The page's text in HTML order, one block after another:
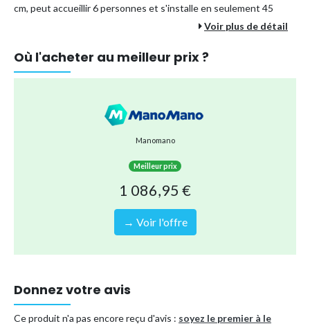
cm, peut accueillir 6 personnes et s'installe en seulement 45
minutes. De plus, l'ensemble comprend tous les accessoires
Forme: Rectangulaire
Dimensions: 400x200x122 cm
Contenance en litres: 8.418 Litres
Adaptée pour personnes: 6
Avec cet ensemble, vous bénéficiez des avantages suivants :
Installation rapide :
en 45 minutes
Intex marque supérieure : piscine de qualité garantie
pack d'entretien complet 7-en-1 WAYS
Marque A : articles de piscine de qualité supérieure
Service :livret de service pratique inclus
Voir plus de détail
Où l'acheter au meilleur prix ?
Manomano
Meilleur prix
1 086,95 €
→ Voir l'offre
Donnez votre avis
Ce produit n'a pas encore reçu d'avis : soyez le premier à le